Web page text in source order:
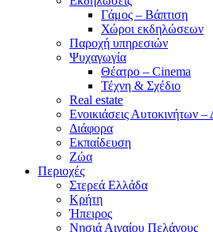
Γάμος – Βάπτιση
Χώροι εκδηλώσεων
Παροχή υπηρεσιών
Ψυχαγωγία
Θέατρο – Cinema
Τέχνη & Σχέδιο
Real estate
Ενοικιάσεις Αυτοκινήτων
Διάφορα
Εκπαίδευση
Ζώα
Περιοχές
Στερεά Ελλάδα
Κρήτη
Ήπειρος
Νησιά Αιγαίου Πελάγους